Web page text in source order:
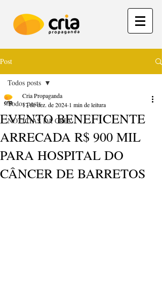
Post
Todos posts
NOTÍCIAS DA CRIA
Todos posts
EVENTO BENEFICENTE
ARRECADA R$ 900 MIL
PARA HOSPITAL DO
CÂNCER DE BARRETOS
Cria Propaganda
17 de dez. de 2024 1 min de leitura